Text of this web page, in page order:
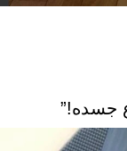
جسده!”